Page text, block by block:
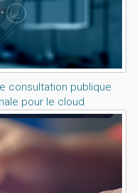
consultation publique
pour le cloud